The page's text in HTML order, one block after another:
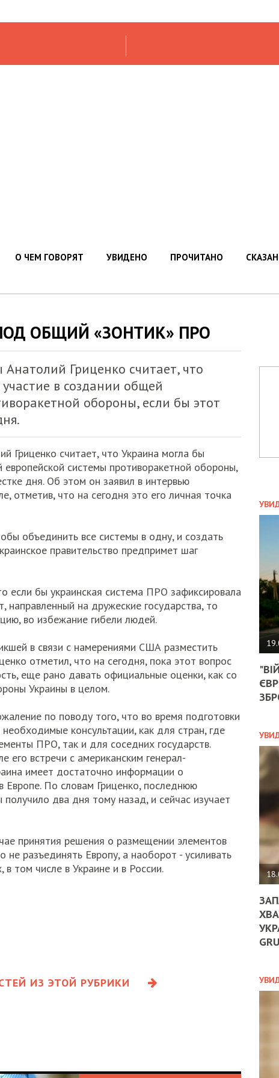
О ЧЕМ ГОВОРЯТ УВИДЕНО ПРОЧИТАНО
ОБЩИЙ «ЗОНТИК» ПРО
Гриценко считает, что
в создании общей
обороны, если бы этот
Гриценко считает, что Украина могла бы
системы противоракетной обороны,
дня. Об этом он заявил в интервью
отметив, что на сегодня это его личная точка
объединить все системы в одну, и создать
правительство предпримет шаг
если бы украинская система ПРО зафиксировала
направленный на дружеские государства, то
во избежание гибели людей.
в связи с намерениями США разместить
отметил, что на сегодня, пока этот вопрос
еще рано давать официальные оценки, как со
Украины в целом.
по поводу того, что во время подготовки
консультации, как для стран, где
ПРО, так и для соседних государств.
его встречи с американским генерал-
имеет достаточно информации о
По словам Гриценко, последнюю
два дня тому назад, и сейчас изучает
принятия решения о размещении элементов
разъединять Европу, а наоборот - усиливать
том числе в Украине и в России.
ИЗ ЭТОЙ РУБРИКИ
НА
ДО
ЄС
-